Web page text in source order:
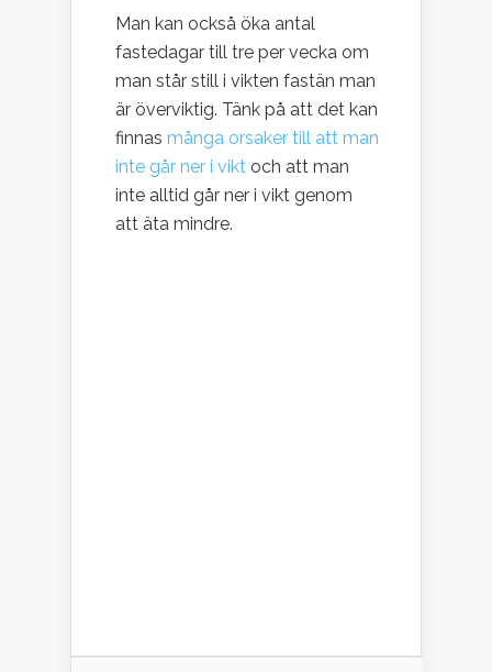
Man kan också öka antal
fastedagar till tre per vecka om
man står still i vikten fastän man
är överviktig. Tänk på att det kan
finnas många orsaker till att man
inte går ner i vikt och att man
inte alltid går ner i vikt genom
att äta mindre.